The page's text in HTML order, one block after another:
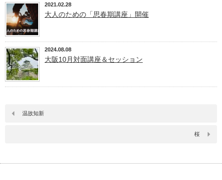
2021.02.28
大人のための「思春期講座」開催
2024.08.08
大阪10月対面講座＆セッション
温故知新
桜